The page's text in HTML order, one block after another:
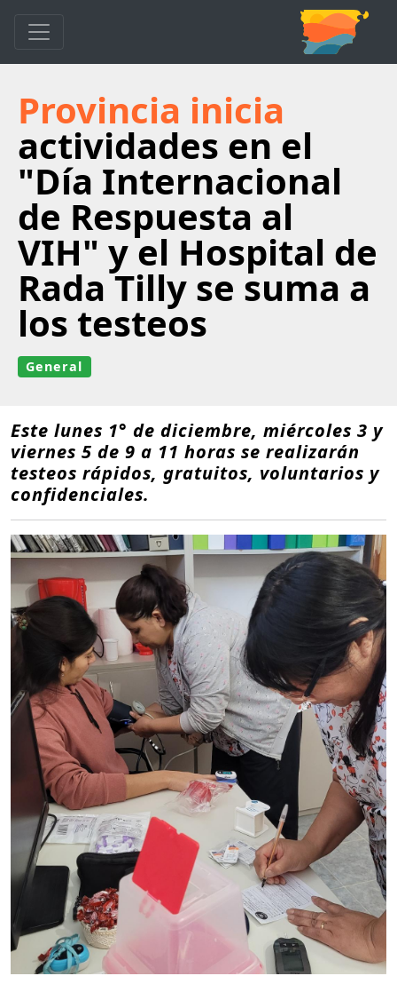
Provincia inicia
actividades en el
"Día Internacional
de Respuesta al
VIH" y el Hospital de
Rada Tilly se suma a
los testeos
General
Este lunes 1° de diciembre, miércoles 3 y
viernes 5 de 9 a 11 horas se realizarán
testeos rápidos, gratuitos, voluntarios y
confidenciales.